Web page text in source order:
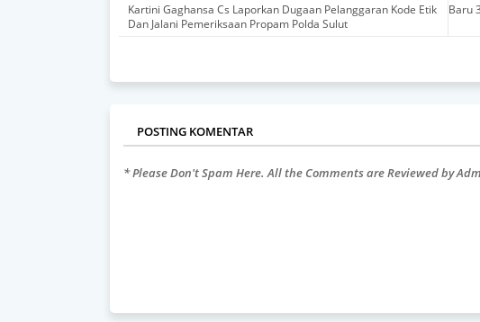
Baru
Kartini Gaghansa Cs Laporkan Dugaan Pelanggaran Kode Etik
Dan Jalani Pemeriksaan Propam Polda Sulut
POSTING KOMENTAR
* Please Don't Spam Here. All the Comments are Reviewed by